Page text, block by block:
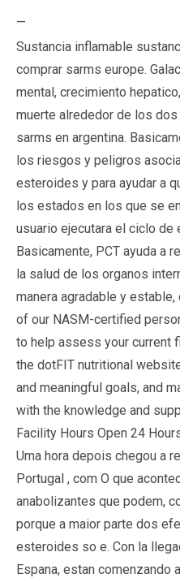
—
Sustancia inflamable
comprar sarms europe.
mental, crecimiento
muerte alrededor de los
sarms en argentina.
los riesgos y peligros
esteroides y para ayudar a
los estados en los que se
usuario ejecutara el ciclo de
Basicamente, PCT ayuda a
la salud de los organos
manera agradable y
of our NASM-certified
to help assess your current
the dotFIT nutritional
and meaningful goals, and
with the knowledge and
Facility Hours Open 24
Uma hora depois chegou a
Portugal , com O que
anabolizantes que podem,
porque a maior parte dos
esteroides so e. Con la
Espana, estan comenzando